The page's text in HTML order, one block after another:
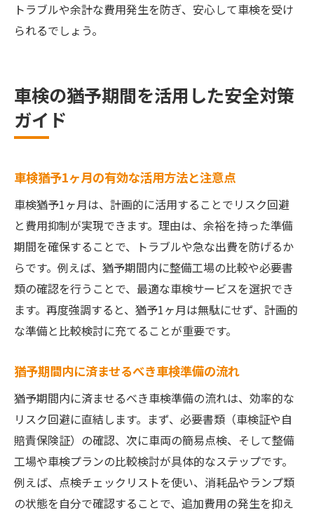
トラブルや余計な費用発生を防ぎ、安心して車検を受け
られるでしょう。
車検の猶予期間を活用した安全対策
ガイド
車検猶予1ヶ月の有効な活用方法と注意点
車検猶予1ヶ月は、計画的に活用することでリスク回避
と費用抑制が実現できます。理由は、余裕を持った準備
期間を確保することで、トラブルや急な出費を防げるか
らです。例えば、猶予期間内に整備工場の比較や必要書
類の確認を行うことで、最適な車検サービスを選択でき
ます。再度強調すると、猶予1ヶ月は無駄にせず、計画的
な準備と比較検討に充てることが重要です。
猶予期間内に済ませるべき車検準備の流れ
猶予期間内に済ませるべき車検準備の流れは、効率的な
リスク回避に直結します。まず、必要書類（車検証や自
賠責保険証）の確認、次に車両の簡易点検、そして整備
工場や車検プランの比較検討が具体的なステップです。
例えば、点検チェックリストを使い、消耗品やランプ類
の状態を自分で確認することで、追加費用の発生を抑え